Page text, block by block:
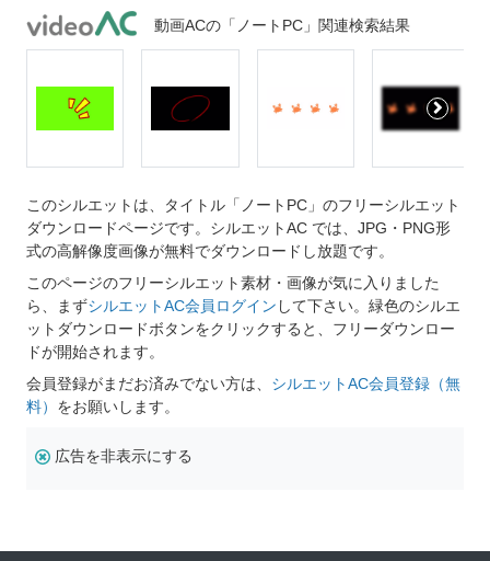
動画ACの「ノートPC」関連検索結果
このシルエットは、タイトル「ノートPC」のフリーシルエット
ダウンロードページです。シルエットAC では、JPG・PNG形
式の高解像度画像が無料でダウンロードし放題です。
このページのフリーシルエット素材・画像が気に入りました
ら、まずシルエットAC会員ログイン して下さい。緑色のシルエ
ットダウンロードボタンをクリックすると、フリーダウンロー
ドが開始されます。
会員登録がまだお済みでない方は、 シルエットAC会員登録（無
料） をお願いします。
広告を非表示にする